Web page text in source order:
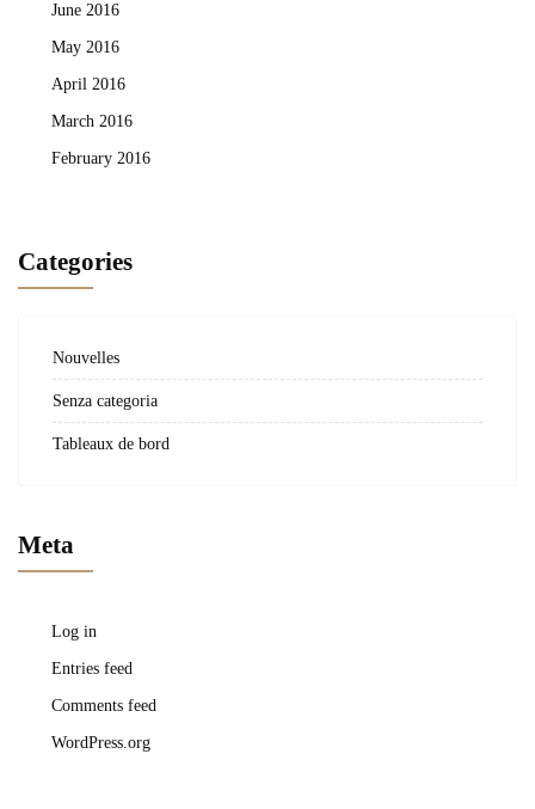
June 2016
May 2016
April 2016
March 2016
February 2016
Categories
Nouvelles
Senza categoria
Tableaux de bord
Meta
Log in
Entries feed
Comments feed
WordPress.org